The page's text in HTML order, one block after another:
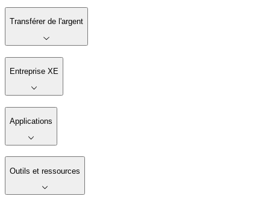
Transférer de l'argent
Entreprise XE
Applications
Outils et ressources